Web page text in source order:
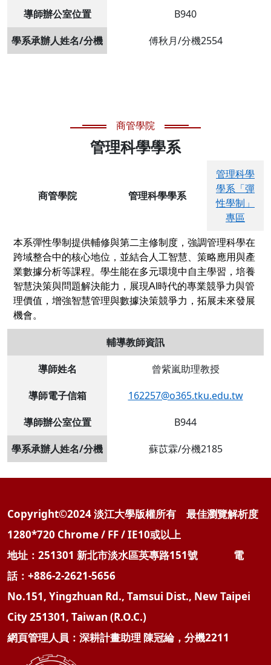
導師辦公室位置
B940
學系承辦人姓名/分機
傅秋月/分機2554
商管學院
管理科學學系
商管學院 管理科學學系
管理科學
學系「彈
性學制」
專區
本系彈性學制提供輔修與第二主修制度，強調管理科學在
跨域整合中的核心地位，並結合人工智慧、策略應用與產
業數據分析等課程。學生能在多元環境中自主學習，培養
智慧決策與問題解決能力，展現AI時代的專業競爭力與管
理價值，增強智慧管理與數據決策競爭力，拓展未來發展
機會。
輔導教師資訊
導師姓名
曾紫嵐助理教授
導師電子信箱
162257@o365.tku.edu.tw
導師辦公室位置
B944
學系承辦人姓名/分機
蘇苡霖/分機2185
Copyright©2024 淡江大學版權所有 最佳瀏覽解析度
1280*720 Chrome / FF / IE10或以上
地址：251301 新北市淡水區英專路151號 電
話：+886-2-2621-5656
No.151, Yingzhuan Rd., Tamsui Dist., New Taipei
City 251301, Taiwan (R.O.C.)
網頁管理人員：深耕計畫助理 陳冠綸，分機2211